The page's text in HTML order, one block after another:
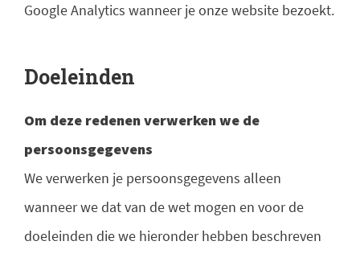
Google Analytics wanneer je onze website bezoekt.
Doeleinden
Om deze redenen verwerken we de
persoonsgegevens
We verwerken je persoonsgegevens alleen
wanneer we dat van de wet mogen en voor de
doeleinden die we hieronder hebben beschreven